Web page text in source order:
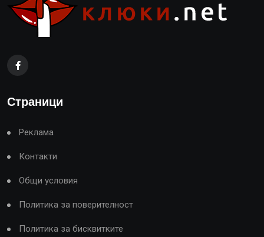
Страници
Реклама
Контакти
Общи условия
Политика за поверителност
Политика за бисквитките